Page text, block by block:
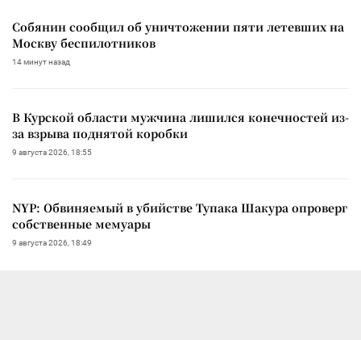
Собянин сообщил об уничтожении пяти летевших на
Москву беспилотников
14 минут назад
В Курской области мужчина лишился конечностей из-
за взрыва поднятой коробки
9 августа 2026, 18:55
NYP: Обвиняемый в убийстве Тупака Шакура опроверг
собственные мемуары
9 августа 2026, 18:49